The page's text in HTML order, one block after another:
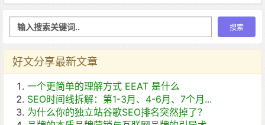
好文分享最新文章
一个更简单的理解方式 EEAT 是什么
SEO时间线拆解：第1-3月、4-6月、7个月...
为什么你的独立站谷歌SEO排名突然掉了？